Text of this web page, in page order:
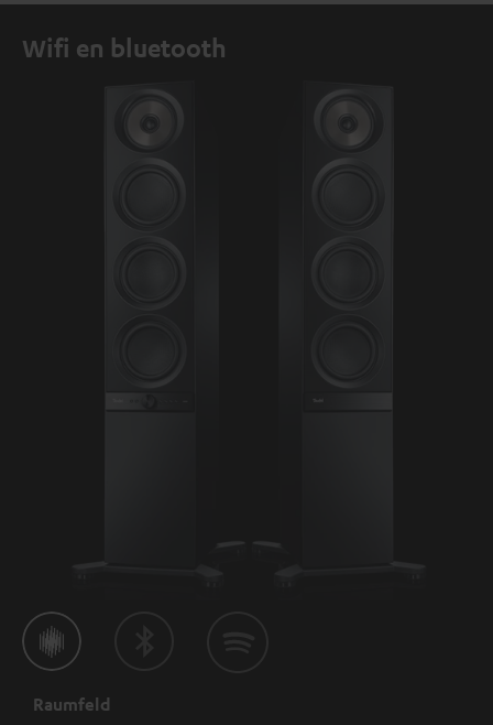
Wifi en bluetooth
Raumfeld